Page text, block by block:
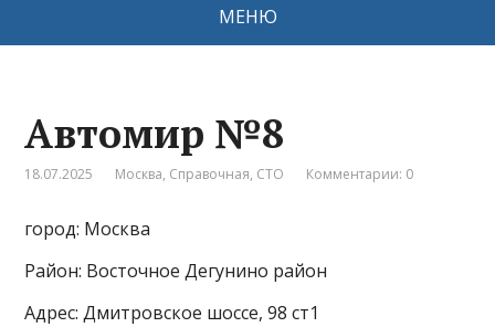
МЕНЮ
Автомир №8
18.07.2025 Москва, Справочная, СТО Комментарии: 0
город: Москва
Район: Восточное Дегунино район
Адрес: Дмитровское шоссе, 98 ст1